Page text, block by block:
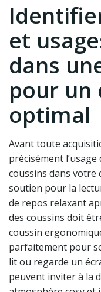
et
dans
pour un
optimal
Avant toute
précisément
coussins dans votre
soutien pour la
de repos relaxant
des coussins doit
coussin
parfaitement pour
lit ou regarde un
peuvent inviter à la